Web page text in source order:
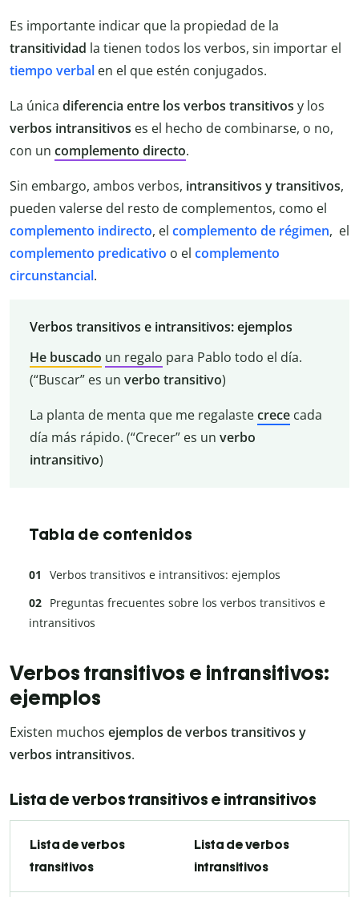
Es importante indicar que la propiedad de la
transitividad la tienen todos los verbos, sin importar el
tiempo verbal en el que estén conjugados.
La única diferencia entre los verbos transitivos y los
verbos intransitivos es el hecho de combinarse, o no,
con un complemento directo.
Sin embargo, ambos verbos, intransitivos y transitivos,
pueden valerse del resto de complementos, como el
complemento indirecto, el complemento de régimen, el
complemento predicativo o el complemento
circunstancial.
Verbos transitivos e intransitivos: ejemplos
He buscado un regalo para Pablo todo el día.
(“Buscar” es un verbo transitivo)
La planta de menta que me regalastecrececada
día más rápido. (“Crecer” es un verbo
intransitivo)
Tabla de contenidos
Verbos transitivos e intransitivos: ejemplos
Preguntas frecuentes sobre los verbos transitivos e
intransitivos
Verbos transitivos e intransitivos:
ejemplos
Existen muchos ejemplos de verbos transitivos y
verbos intransitivos.
Lista de verbos transitivos e intransitivos
Lista de verbos
transitivos
Lista de verbos
intransitivos